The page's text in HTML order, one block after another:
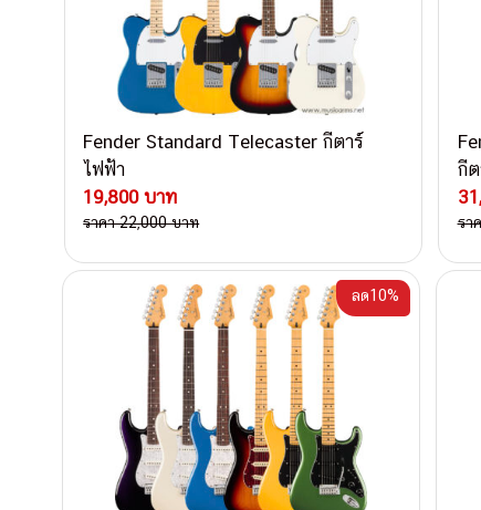
Fender Standard Telecaster กีตาร์
ไฟฟ้า
19,800 บาท
ราคา 22,000 บาท
กี
รา
ลด10%